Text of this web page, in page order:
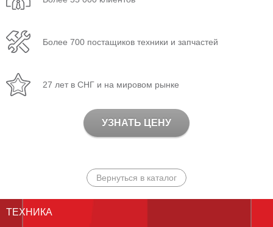
Более 700 постащиков техники и запчастей
27 лет в СНГ и на мировом рынке
УЗНАТЬ ЦЕНУ
Вернуться в каталог
ТЕХНИКА